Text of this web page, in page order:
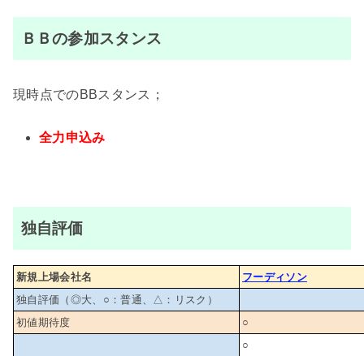
ＢＢの参加スタンス
現時点でのBBスタンス；
全力申込み
独自評価
新規上場会社名
フーディソン
独自評価（◎大、○：普通、△：リスク）
初値期待度
○
○